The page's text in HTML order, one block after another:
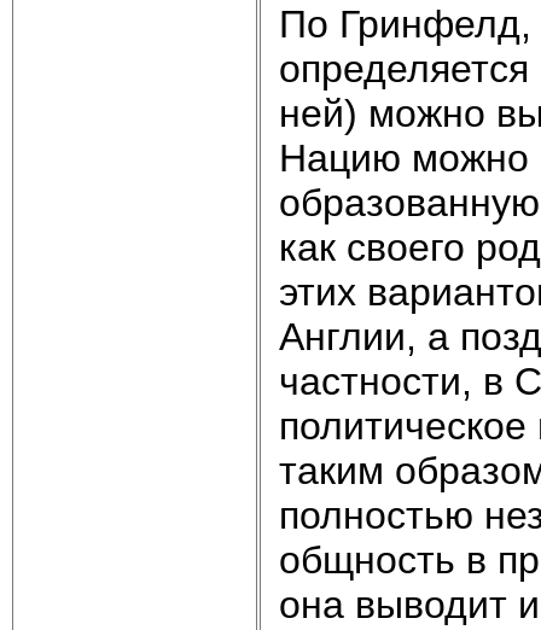
По Гринфелд,
ней) можно
Нацию можно
как своего
этих
Англии, а
частности, в
таким
полностью
общность в
она выводит